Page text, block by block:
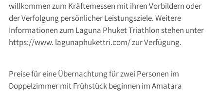
willkommen zum Kräftemessen mit ihren Vorbildern oder
der Verfolgung persönlicher Leistungsziele. Weitere
Informationen zum Laguna Phuket Triathlon stehen unter
https://www. lagunaphukettri.com/ zur Verfügung.
Preise für eine Übernachtung für zwei Personen im
Doppelzimmer mit Frühstück beginnen im Amatara